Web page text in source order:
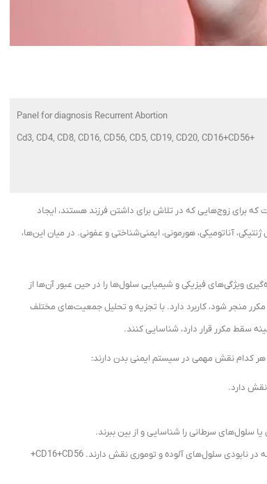
Panel for diagnosis Recurrent Abortion
Cd3, CD4, CD8, CD16, CD56, CD5, CD19, CD20, CD16+CD56+
برای زوج‌هایی که در تلاش برای داشتن فرزند هستند، ایجاد
آناتومیکی، هورمونی، ایمنی‌شناختی و عفونی. در میان این‌ها،
ویژگی‌های فیزیکی و شیمیایی سلول‌ها را در حین عبور آن‌ها از
منجر شود، کاربرد دارد. با تجزیه و تحلیل جمعیت‌های مختلف
سقط مکرر قرار دارد، شناسایی کنند.
کدام نقش مهمی در سیستم ایمنی بدن دارند:
: این دو مارکر روی سلول‌های کشنده طبیعی (NK) یافت می‌شوند که در نابودی سلول‌های آلوده و توموری نقش دارند. CD16+CD56+